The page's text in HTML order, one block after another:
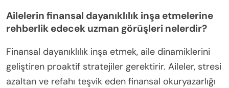
Ailelerin finansal dayanıklılık inşa etmelerine
rehberlik edecek uzman görüşleri nelerdir?
Finansal dayanıklılık inşa etmek, aile dinamiklerini
geliştiren proaktif stratejiler gerektirir. Aileler, stresi
azaltan ve refahı teşvik eden finansal okuryazarlığı